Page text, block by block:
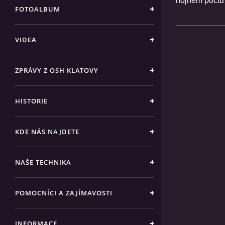
FOTOALBUM
VIDEA
ZPRÁVY Z OSH KLATOVY
HISTORIE
KDE NÁS NAJDETE
NAŠE TECHNIKA
POMOCNÍCI A ZAJÍMAVOSTI